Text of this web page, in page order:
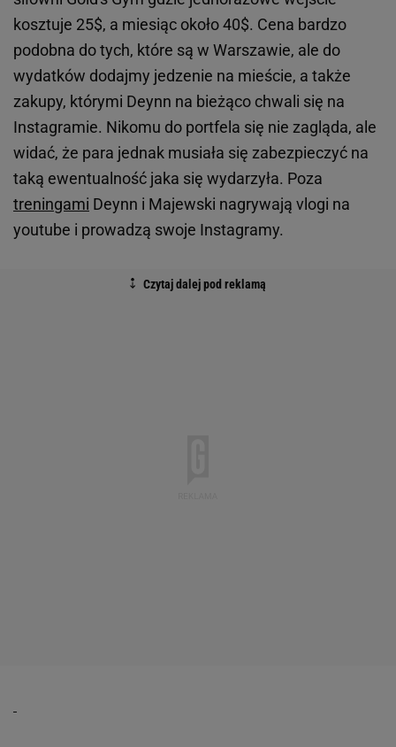
kosztuje 25$, a miesiąc około 40$. Cena bardzo
podobna do tych, które są w Warszawie, ale do
wydatków dodajmy jedzenie na mieście, a także
zakupy, którymi Deynn na bieżąco chwali się na
Instagramie. Nikomu do portfela się nie zagląda, ale
widać, że para jednak musiała się zabezpieczyć na
taką ewentualność jaka się wydarzyła. Poza
treningami Deynn i Majewski nagrywają vlogi na
youtube i prowadzą swoje Instagramy.